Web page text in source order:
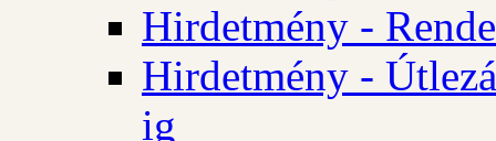
Hirdetmény -
Hirdetmény -
ig